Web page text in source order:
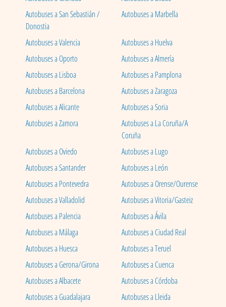
Autobuses a San Sebastián /
Donostia
Autobuses a Marbella
Autobuses a Valencia
Autobuses a Huelva
Autobuses a Oporto
Autobuses a Almería
Autobuses a Lisboa
Autobuses a Pamplona
Autobuses a Barcelona
Autobuses a Zaragoza
Autobuses a Alicante
Autobuses a Soria
Autobuses a Zamora
Autobuses a La Coruña/A
Coruña
Autobuses a Oviedo
Autobuses a Lugo
Autobuses a Santander
Autobuses a León
Autobuses a Pontevedra
Autobuses a Orense/Ourense
Autobuses a Valladolid
Autobuses a Vitoria/Gasteiz
Autobuses a Palencia
Autobuses a Ávila
Autobuses a Málaga
Autobuses a Ciudad Real
Autobuses a Huesca
Autobuses a Teruel
Autobuses a Gerona/Girona
Autobuses a Cuenca
Autobuses a Albacete
Autobuses a Córdoba
Autobuses a Guadalajara
Autobuses a Lleida